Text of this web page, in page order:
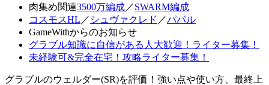
肉集め関連3500万編成／SWARM編成
コスモスHL ／ シュヴァクレド ／パパル
GameWithからのお知らせ
グラブル知識に自信がある人大歓迎！ライター募集！
未経験可&完全在宅！攻略ライター募集！
グラブルのウェルダー(SR)を評価！強い点や使い方、最終上